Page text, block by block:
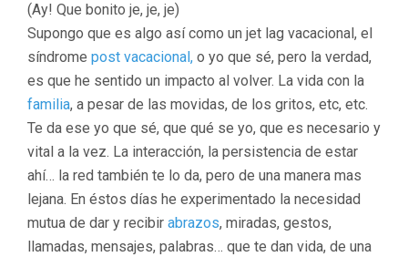
(Ay! Que bonito je, je, je)
Supongo que es algo así como un jet lag vacacional, el
síndrome post vacacional, o yo que sé, pero la verdad,
es que he sentido un impacto al volver. La vida con la
familia, a pesar de las movidas, de los gritos, etc, etc.
Te da ese yo que sé, que qué se yo, que es necesario y
vital a la vez. La interacción, la persistencia de estar
ahí… la red también te lo da, pero de una manera mas
lejana. En éstos días he experimentado la necesidad
mutua de dar y recibir abrazos, miradas, gestos,
llamadas, mensajes, palabras… que te dan vida, de una